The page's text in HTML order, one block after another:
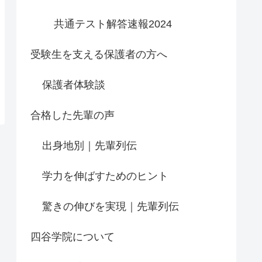
共通テスト解答速報2024
受験生を支える保護者の方へ
保護者体験談
合格した先輩の声
出身地別｜先輩列伝
学力を伸ばすためのヒント
驚きの伸びを実現｜先輩列伝
四谷学院について